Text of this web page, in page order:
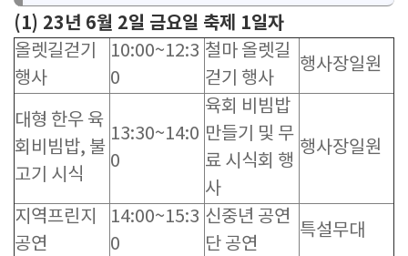
(1) 23년 6월 2일 금요일 축제 1일자
올렛길걷기
행사
10:00~12:3
0
철마 올렛길
걷기 행사
행사장일원
대형 한우 육
회비빔밥, 불
고기 시식
13:30~14:0
0
육회 비빔밥
만들기 및 무
료 시식회 행
사
행사장일원
지역프린지
공연
14:00~15:3
0
신중년 공연
단 공연
특설무대